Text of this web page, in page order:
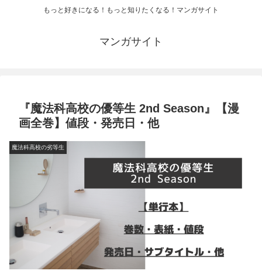
もっと好きになる！もっと知りたくなる！マンガサイト
マンガサイト
『魔法科高校の優等生 2nd Season』【漫
画全巻】値段・発売日・他
魔法科高校の劣等生